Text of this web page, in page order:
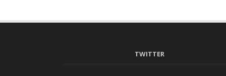
TWITTER